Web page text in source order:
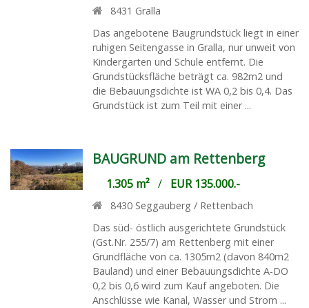
8431 Gralla
Das angebotene Baugrundstück liegt in einer
ruhigen Seitengasse in Gralla, nur unweit von
Kindergarten und Schule entfernt. Die
Grundstücksfläche beträgt ca. 982m2 und
die Bebauungsdichte ist WA 0,2 bis 0,4. Das
Grundstück ist zum Teil mit einer ...
BAUGRUND am Rettenberg
1.305 m²/ EUR 135.000.-
8430 Seggauberg / Rettenbach
Das süd- östlich ausgerichtete Grundstück
(Gst.Nr. 255/7) am Rettenberg mit einer
Grundfläche von ca. 1305m2 (davon 840m2
Bauland) und einer Bebauungsdichte A-DO
0,2 bis 0,6 wird zum Kauf angeboten. Die
Anschlüsse wie Kanal, Wasser und Strom ...